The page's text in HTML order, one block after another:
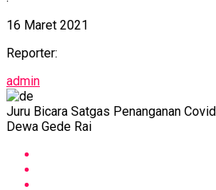
16 Maret 2021
Reporter:
admin
Juru Bicara Satgas Penanganan
Dewa Gede Rai